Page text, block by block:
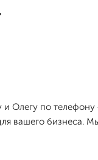
Олегу по
вашего бизнеса.